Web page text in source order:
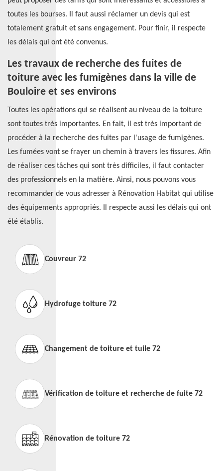
toutes les bourses. Il faut aussi réclamer un devis qui est
totalement gratuit et sans engagement. Pour finir, il respecte
les délais qui ont été convenus.
Les travaux de recherche des fuites de
toiture avec les fumigènes dans la ville de
Bouloire et ses environs
Toutes les opérations qui se réalisent au niveau de la toiture
sont toutes très importantes. En fait, il est très important de
procéder à la recherche des fuites par l'usage de fumigènes.
Les fumées vont se frayer un chemin à travers les fissures. Afin
de réaliser ces tâches qui sont très difficiles, il faut contacter
des professionnels en la matière. Ainsi, nous pouvons vous
recommander de vous adresser à Rénovation Habitat qui utilise
des équipements appropriés. Il respecte aussi les délais qui ont
été établis.
Couvreur 72
Hydrofuge toiture 72
Changement de toiture et tuile 72
Vérification de toiture et recherche de fuite 72
Rénovation de toiture 72